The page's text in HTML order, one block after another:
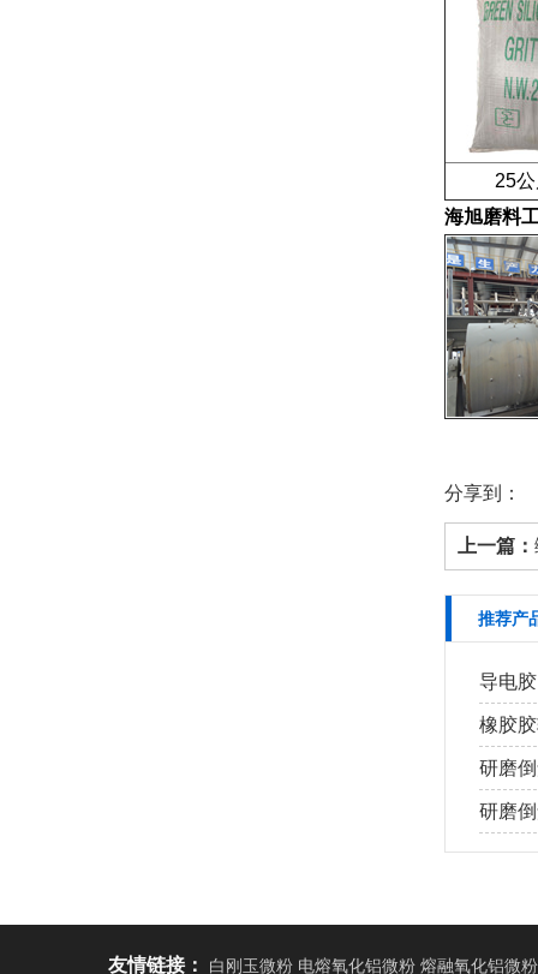
25公
海旭磨料
分享到：
上一篇：
推荐产
导电
橡胶
研磨
研磨
友情链接： 白刚玉微粉 电熔氧化铝微粉 熔融氧化铝微粉